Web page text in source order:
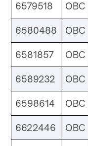
6579518 OBC
6580488 OBC
6581857 OBC
6589232 OBC
6598614 OBC
6622446 OBC